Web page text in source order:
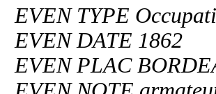
EVEN TYPE
EVEN DATE 1862
EVEN PLAC